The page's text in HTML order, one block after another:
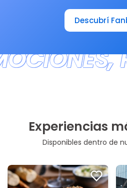
Descubrí
Experiencias
Disponibles dentro de